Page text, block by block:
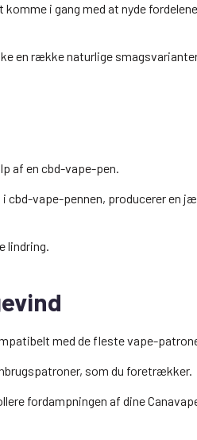
i gang med at nyde
en række naturlige
af en cbd-vape-pen.
cbd-vape-pennen, producerer en
lindring.
med de fleste vape-
som du foretrækker.
fordampningen af dine